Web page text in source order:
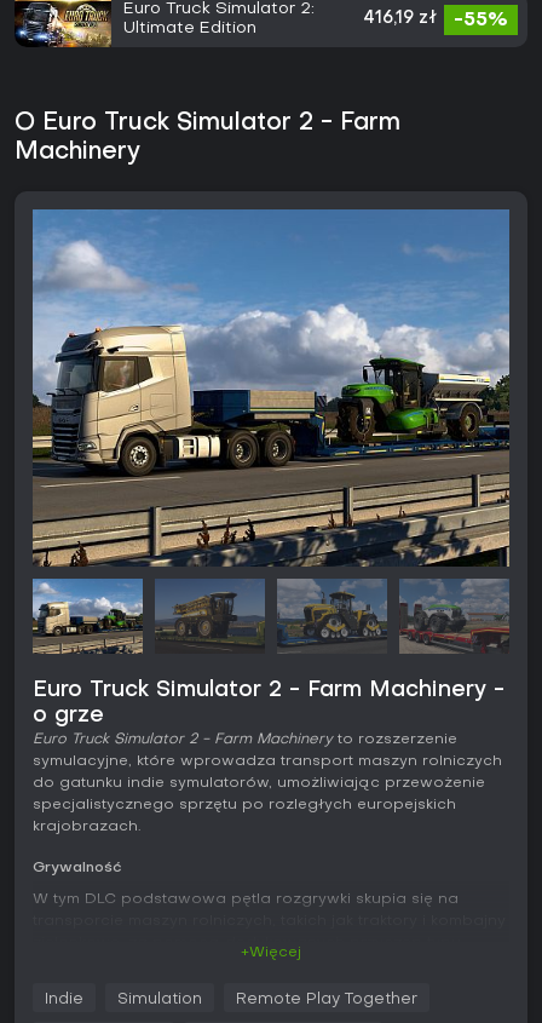
Euro Truck Simulator 2:
Ultimate Edition
416,19 zł -55%
O Euro Truck Simulator 2 - Farm
Machinery
Euro Truck Simulator 2 - Farm Machinery -
o grze
Euro Truck Simulator 2 - Farm Machineryto rozszerzenie
symulacyjne, które wprowadza transport maszyn rolniczych
do gatunku indie symulatorów, umożliwiając przewożenie
specjalistycznego sprzętu po rozległych europejskich
krajobrazach.
Grywalność
W tym DLC podstawowa pętla rozgrywki skupia się na
do rozmaitych zakładów rolnych. Mechaniki kładą nacisk na
+Więcej
Indie Simulation Remote Play Together